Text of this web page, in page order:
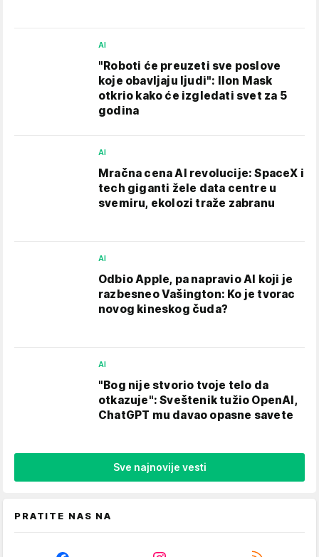
AI
"Roboti će preuzeti sve poslove
koje obavljaju ljudi": Ilon Mask
otkrio kako će izgledati svet za 5
godina
AI
Mračna cena AI revolucije: SpaceX i
tech giganti žele data centre u
svemiru, ekolozi traže zabranu
AI
Odbio Apple, pa napravio AI koji je
razbesneo Vašington: Ko je tvorac
novog kineskog čuda?
AI
"Bog nije stvorio tvoje telo da
otkazuje": Sveštenik tužio OpenAI,
ChatGPT mu davao opasne savete
Sve najnovije vesti
PRATITE NAS NA